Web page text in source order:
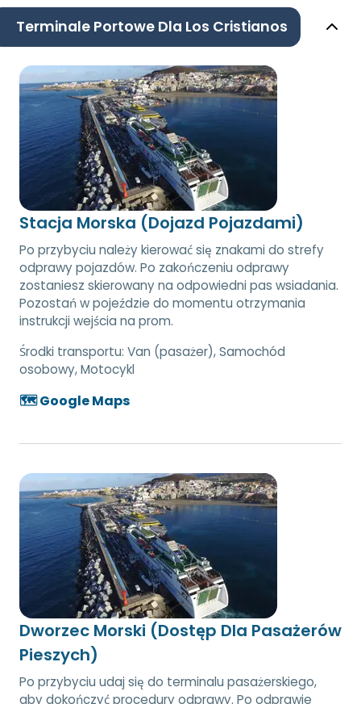
Terminale Portowe Dla Los Cristianos
Stacja Morska (Dojazd Pojazdami)
Po przybyciu należy kierować się znakami do strefy
odprawy pojazdów. Po zakończeniu odprawy
zostaniesz skierowany na odpowiedni pas wsiadania.
Pozostań w pojeździe do momentu otrzymania
instrukcji wejścia na prom.
Środki transportu: Van (pasażer), Samochód
osobowy, Motocykl
🗺️ Google Maps
Dworzec Morski (Dostęp Dla Pasażerów
Pieszych)
Po przybyciu udaj się do terminalu pasażerskiego,
aby dokończyć procedury odprawy. Po odprawie